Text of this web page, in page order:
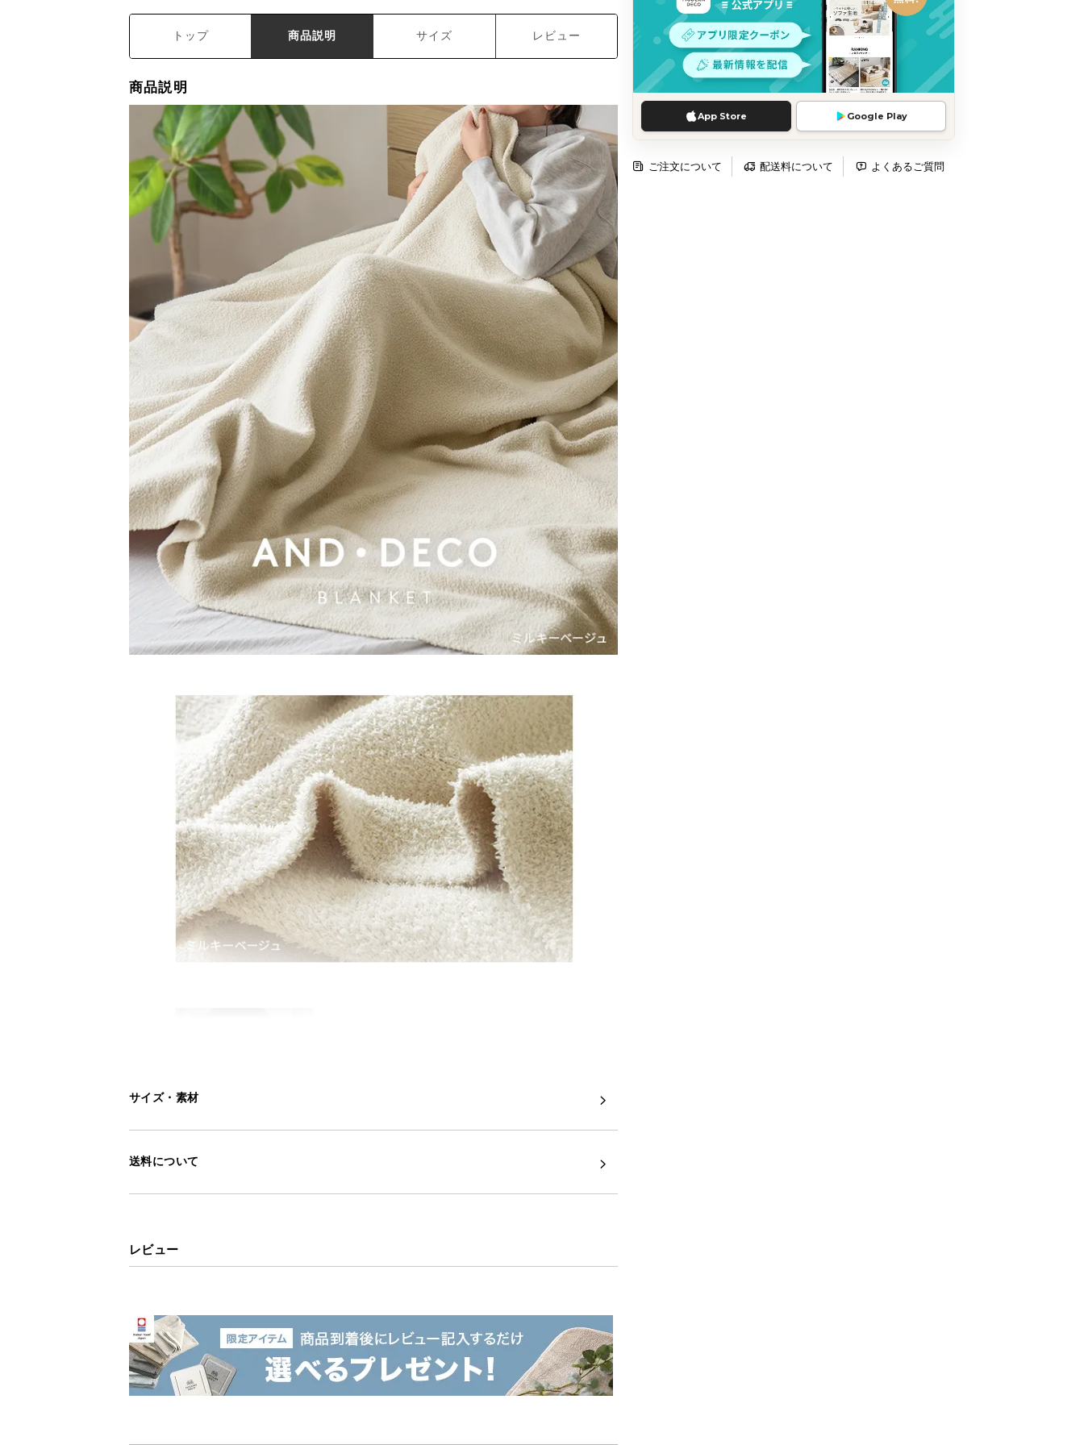
App Store Google Play
ご注文について 配送料について よくあるご質問
トップ 商品説明 サイズ レビュー
商品説明
サイズ・素材
送料について
レビュー